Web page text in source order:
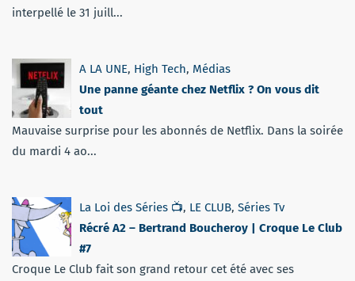
interpellé le 31 juill...
A LA UNE, High Tech, Médias
Une panne géante chez Netflix ? On vous dit
tout
Mauvaise surprise pour les abonnés de Netflix. Dans la soirée
du mardi 4 ao...
La Loi des Séries 📺, LE CLUB, Séries Tv
Récré A2 – Bertrand Boucheroy | Croque Le Club
#7
Croque Le Club fait son grand retour cet été avec ses